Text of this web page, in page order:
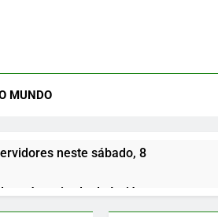
Experiência Para O Leitor.
MUNDO
neste sábado, 8
após retirada de Irajá